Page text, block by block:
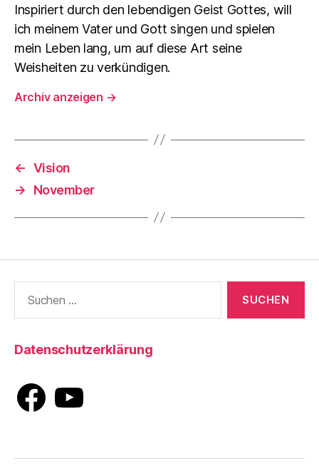
Inspiriert durch den lebendigen Geist Gottes, will
ich meinem Vater und Gott singen und spielen
mein Leben lang, um auf diese Art seine
Weisheiten zu verkündigen.
Archiv anzeigen →
← Vision
→
November
nach:
Datenschutzerklärung
FacebookYouTube